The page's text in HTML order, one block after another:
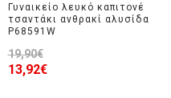
Γυναικείo λευκό καπιτονέ
τσαντάκι ανθρακί αλυσίδα
P68591W
13,92€
19,90€